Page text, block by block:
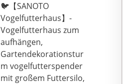
den Vogelfutterhäusern
nicht zufrieden sind,
können Sie in Ihrem
Amazon-Konto auf die
Schaltfläche
"Verkäuferkontakt"
🐦【SANOTO
Vogelfutterhaus】-
Vogelfutterhaus zum
aufhängen,
Gartendekorationstur
m vogelfutterspender
mit großem Futtersilo,